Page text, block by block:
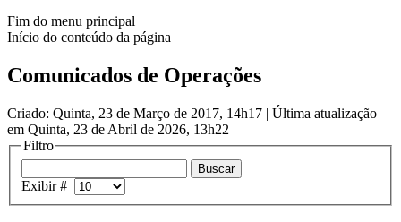
Fim do menu principal
Início do conteúdo da página
Comunicados de Operações
Criado: Quinta, 23 de Março de 2017, 14h17 | Última atualização
em Quinta, 23 de Abril de 2026, 13h22
Filtro
Exibir #